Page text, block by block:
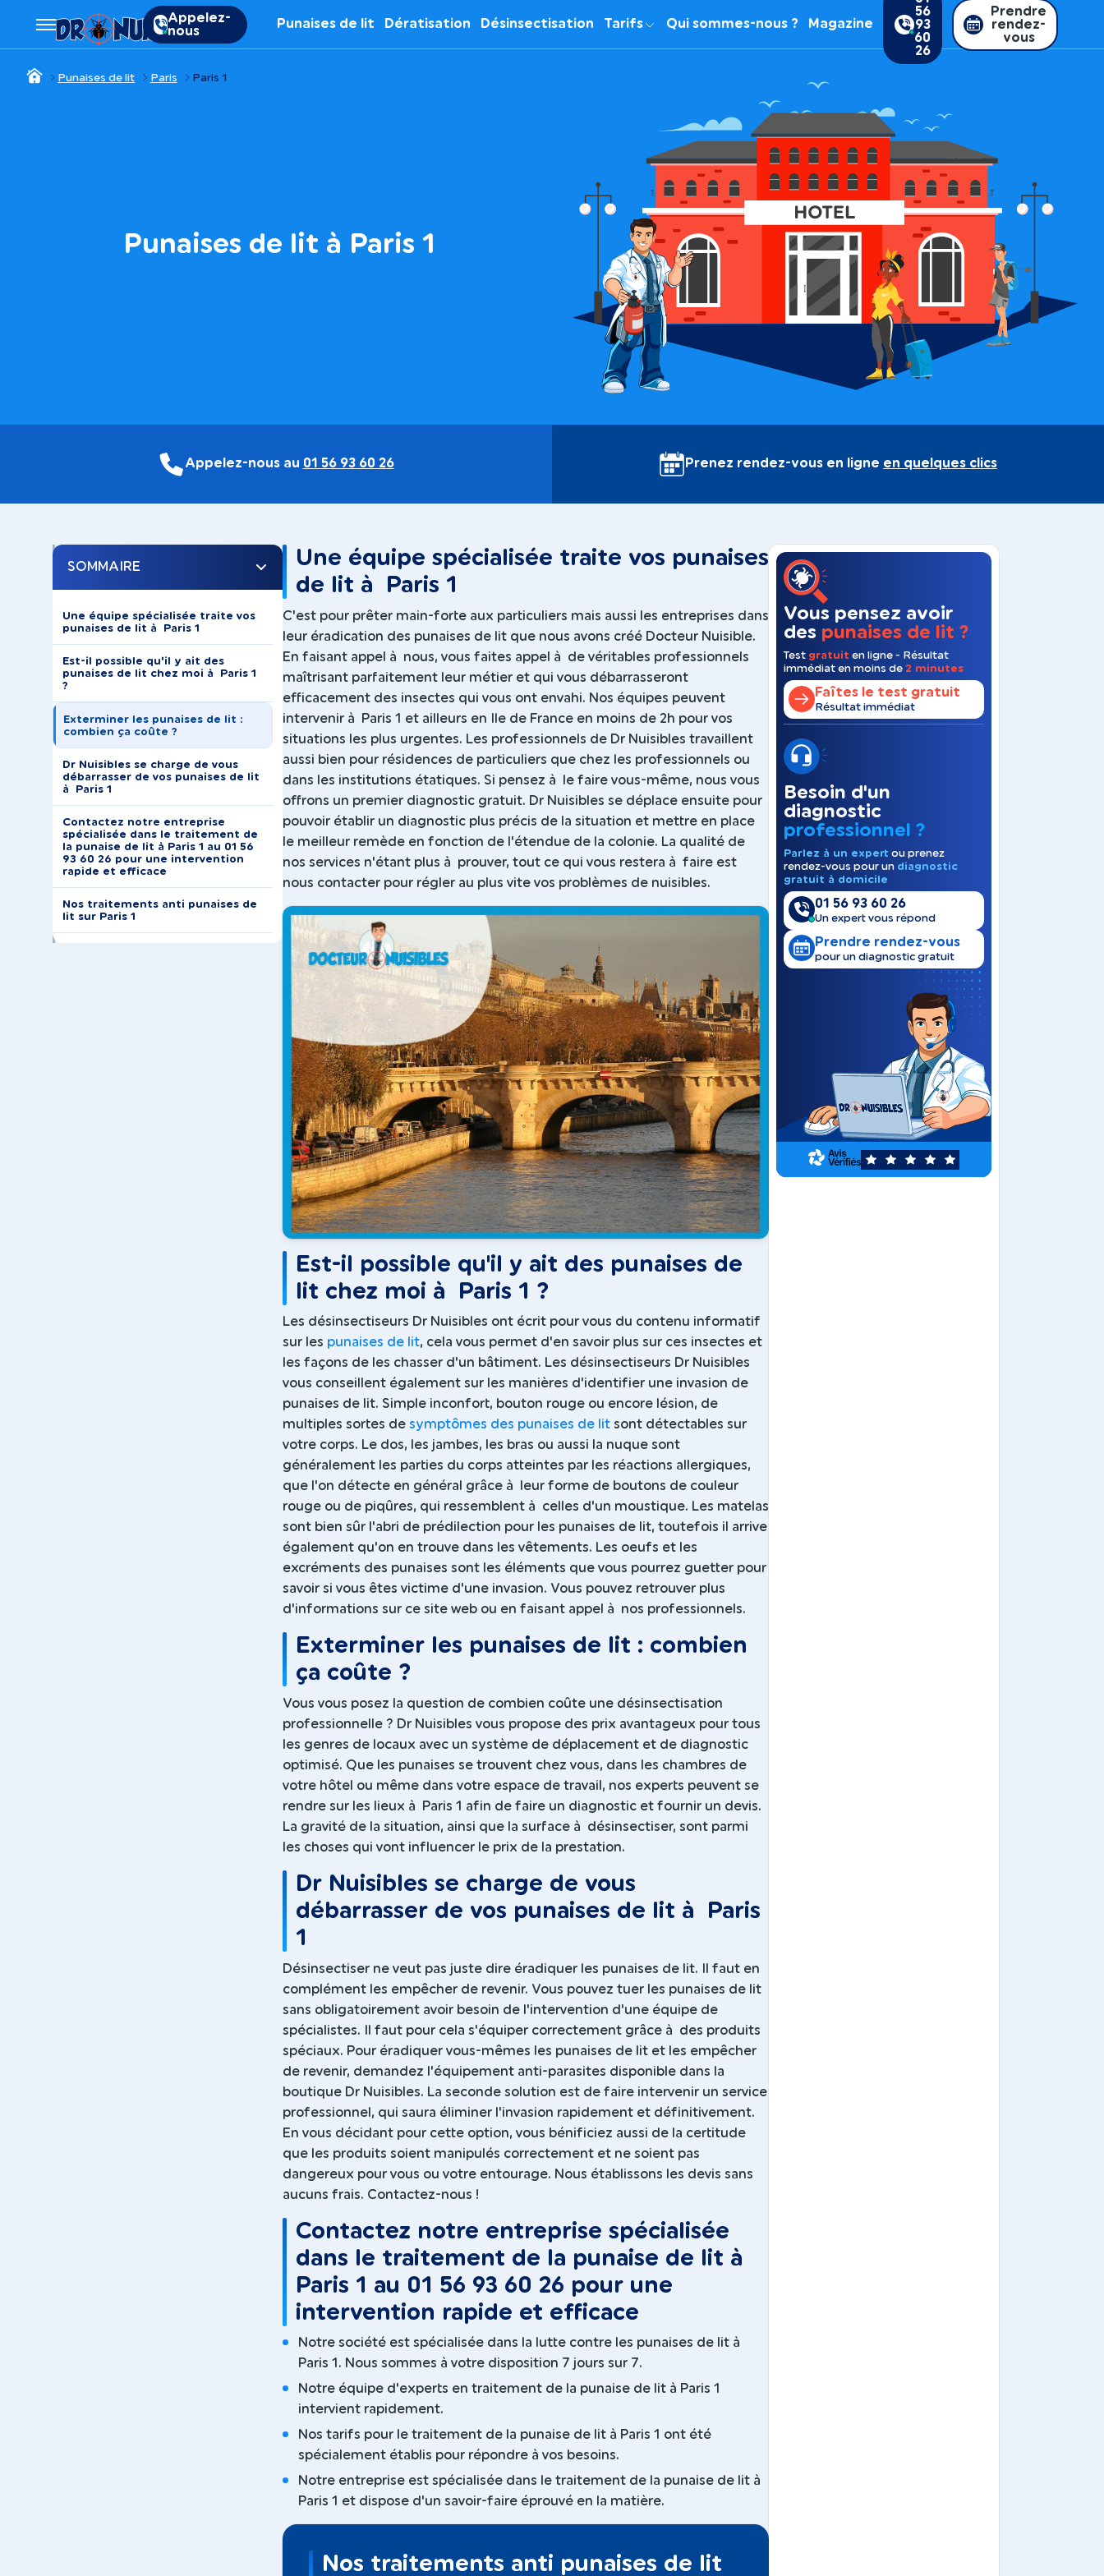
Appelez-
nous
Punaises de lit Dératisation Désinsectisation Tarifs Qui sommes-nous ? Magazine
56
93
60
26
Prendre
rendez-
vous
Punaises de lit Paris Paris 1
Punaises de lit à Paris 1
Appelez-nous au 01 56 93 60 26 Prenez rendez-vous en ligne en quelques clics
SOMMAIRE
Une équipe spécialisée traite vos
punaises de lit à Paris 1
Est-il possible qu'il y ait des
punaises de lit chez moi à Paris 1
?
Exterminer les punaises de lit :
combien ça coûte ?
Dr Nuisibles se charge de vous
débarrasser de vos punaises de lit
à Paris 1
Contactez notre entreprise
spécialisée dans le traitement de
la punaise de lit à Paris 1 au 01 56
93 60 26 pour une intervention
rapide et efficace
Nos traitements anti punaises de
lit sur Paris 1
Une équipe spécialisée traite vos punaises
de lit à Paris 1
C'est pour prêter main-forte aux particuliers mais aussi les entreprises dans
leur éradication des punaises de lit que nous avons créé Docteur Nuisible.
En faisant appel à nous, vous faites appel à de véritables professionnels
maîtrisant parfaitement leur métier et qui vous débarrasseront
efficacement des insectes qui vous ont envahi. Nos équipes peuvent
intervenir à Paris 1 et ailleurs en Ile de France en moins de 2h pour vos
situations les plus urgentes. Les professionnels de Dr Nuisibles travaillent
aussi bien pour résidences de particuliers que chez les professionnels ou
dans les institutions étatiques. Si pensez à le faire vous-même, nous vous
offrons un premier diagnostic gratuit. Dr Nuisibles se déplace ensuite pour
pouvoir établir un diagnostic plus précis de la situation et mettre en place
le meilleur remède en fonction de l'étendue de la colonie. La qualité de
nos services n'étant plus à prouver, tout ce qui vous restera à faire est
nous contacter pour régler au plus vite vos problèmes de nuisibles.
Est-il possible qu'il y ait des punaises de
lit chez moi à Paris 1 ?
Les désinsectiseurs Dr Nuisibles ont écrit pour vous du contenu informatif
sur les punaises de lit, cela vous permet d'en savoir plus sur ces insectes et
les façons de les chasser d'un bâtiment. Les désinsectiseurs Dr Nuisibles
vous conseillent également sur les manières d'identifier une invasion de
punaises de lit. Simple inconfort, bouton rouge ou encore lésion, de
multiples sortes de symptômes des punaises de lit sont détectables sur
votre corps. Le dos, les jambes, les bras ou aussi la nuque sont
généralement les parties du corps atteintes par les réactions allergiques,
que l'on détecte en général grâce à leur forme de boutons de couleur
rouge ou de piqûres, qui ressemblent à celles d'un moustique. Les matelas
sont bien sûr l'abri de prédilection pour les punaises de lit, toutefois il arrive
également qu'on en trouve dans les vêtements. Les oeufs et les
excréments des punaises sont les éléments que vous pourrez guetter pour
savoir si vous êtes victime d'une invasion. Vous pouvez retrouver plus
d'informations sur ce site web ou en faisant appel à nos professionnels.
Exterminer les punaises de lit : combien
ça coûte ?
Vous vous posez la question de combien coûte une désinsectisation
professionnelle ? Dr Nuisibles vous propose des prix avantageux pour tous
les genres de locaux avec un système de déplacement et de diagnostic
optimisé. Que les punaises se trouvent chez vous, dans les chambres de
votre hôtel ou même dans votre espace de travail, nos experts peuvent se
rendre sur les lieux à Paris 1 afin de faire un diagnostic et fournir un devis.
La gravité de la situation, ainsi que la surface à désinsectiser, sont parmi
les choses qui vont influencer le prix de la prestation.
Dr Nuisibles se charge de vous
débarrasser de vos punaises de lit à Paris
1
Désinsectiser ne veut pas juste dire éradiquer les punaises de lit. Il faut en
complément les empêcher de revenir. Vous pouvez tuer les punaises de lit
sans obligatoirement avoir besoin de l'intervention d'une équipe de
spécialistes. Il faut pour cela s'équiper correctement grâce à des produits
spéciaux. Pour éradiquer vous-mêmes les punaises de lit et les empêcher
de revenir, demandez l'équipement anti-parasites disponible dans la
boutique Dr Nuisibles. La seconde solution est de faire intervenir un service
professionnel, qui saura éliminer l'invasion rapidement et définitivement.
En vous décidant pour cette option, vous bénificiez aussi de la certitude
que les produits soient manipulés correctement et ne soient pas
dangereux pour vous ou votre entourage. Nous établissons les devis sans
aucuns frais. Contactez-nous !
Contactez notre entreprise spécialisée
dans le traitement de la punaise de lit à
Paris 1 au 01 56 93 60 26 pour une
intervention rapide et efficace
Notre société est spécialisée dans la lutte contre les punaises de lit à
Paris 1. Nous sommes à votre disposition 7 jours sur 7.
Notre équipe d'experts en traitement de la punaise de lit à Paris 1
intervient rapidement.
Nos tarifs pour le traitement de la punaise de lit à Paris 1 ont été
spécialement établis pour répondre à vos besoins.
Notre entreprise est spécialisée dans le traitement de la punaise de lit à
Paris 1 et dispose d'un savoir-faire éprouvé en la matière.
Nos traitements anti punaises de lit
Vous pensez avoir
des punaises de lit ?
Test gratuit en ligne - Résultat
immédiat en moins de 2 minutes
Faîtes le test gratuit
Résultat immédiat
Besoin d'un
diagnostic
professionnel ?
Parlez à un expert ou prenez
rendez-vous pour un diagnostic
gratuit à domicile
01 56 93 60 26
Un expert vous répond
Prendre rendez-vous
pour un diagnostic gratuit
5